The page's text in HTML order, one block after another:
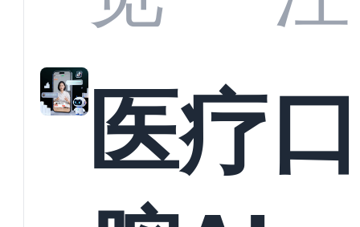
准？
教育机
医疗口